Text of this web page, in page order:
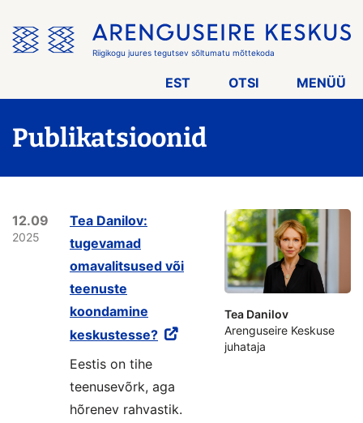
menüü
vahele
Riigikogu juures tegutsev sõltumatu mõttekoda
EST OTSI MENÜÜ
Publikatsioonid
12.09
2025
Tea Danilov:
tugevamad
omavalitsused või
teenuste
koondamine
keskustesse?
Eestis on tihe
teenusevõrk, aga
hõrenev rahvastik.
Tea Danilov
Arenguseire Keskuse
juhataja